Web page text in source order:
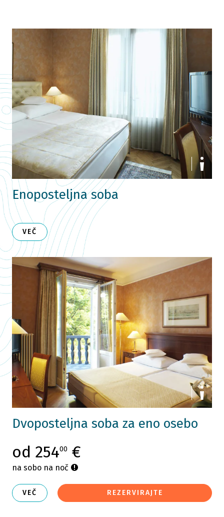
Enoposteljna soba
VEČ
Dvoposteljna soba za eno osebo
od 25400 €
na sobo na noč
VEČ REZERVIRAJTE